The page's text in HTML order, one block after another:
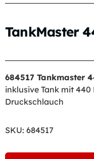
TankMaster
684517 Tankmaster
inklusive Tank mit
Druckschlauch
SKU: 684517